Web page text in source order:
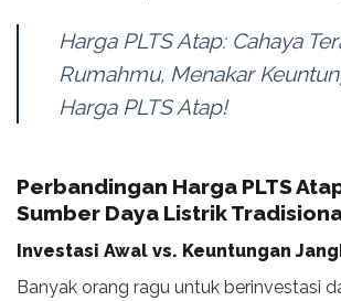
Harga PLTS Atap: Cahaya
Rumahmu, Menakar
Harga PLTS Atap!
Perbandingan Harga PLTS
Sumber Daya Listrik
Investasi Awal vs. Keuntungan
Banyak orang ragu untuk berinvestasi